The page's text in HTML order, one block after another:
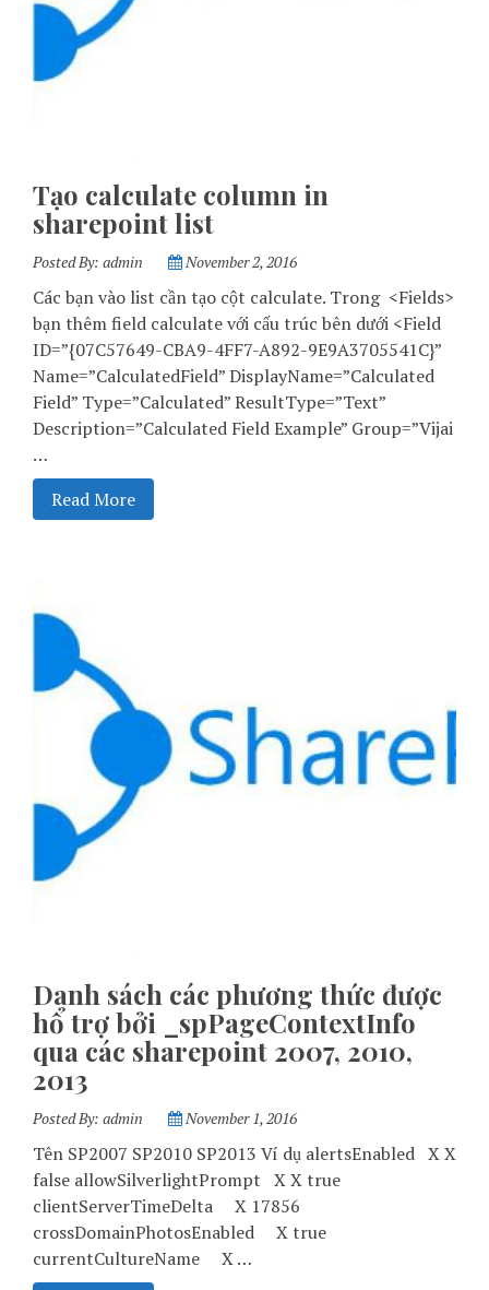
Tạo calculate column in
sharepoint list
Posted By: admin November 2, 2016
Các bạn vào list cần tạo cột calculate. Trong <Fields>
bạn thêm field calculate với cấu trúc bên dưới <Field
ID=”{07C57649-CBA9-4FF7-A892-9E9A3705541C}”
Name=”CalculatedField” DisplayName=”Calculated
Field” Type=”Calculated” ResultType=”Text”
Description=”Calculated Field Example” Group=”Vijai
…
Read More
Danh sách các phương thức được
hổ trợ bởi _spPageContextInfo
qua các sharepoint 2007, 2010,
2013
Posted By: admin November 1, 2016
Tên SP2007 SP2010 SP2013 Ví dụ alertsEnabled X X
false allowSilverlightPrompt X X true
clientServerTimeDelta X 17856
crossDomainPhotosEnabled X true
currentCultureName X …